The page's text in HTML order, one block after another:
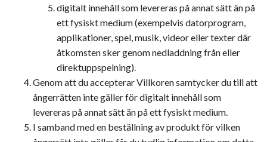
digitalt innehåll som levereras på annat sätt än på
ett fysiskt medium (exempelvis datorprogram,
applikationer, spel, musik, videor eller texter där
åtkomsten sker genom nedladdning från eller
direktuppspelning).
Genom att du accepterar Villkoren samtycker du till att
ångerrätten inte gäller för digitalt innehåll som
levereras på annat sätt än på ett fysiskt medium.
I samband med en beställning av produkt för vilken